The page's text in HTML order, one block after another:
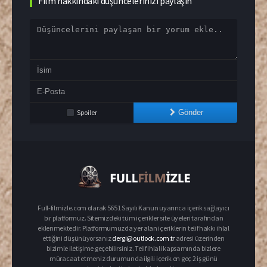
Spoiler Gönder
Full-filmizle.com olarak 5651 Sayılı Kanun uyarınca içerik sağlayıcı
bir platformuz. Sitemizdeki tüm içerikler site üyeleri tarafından
eklenmektedir. Platformumuzda yer alan içeriklerin telif hakkı ihlal
ettiğini düşünüyorsanızdergi@outlook.com.tr adresi üzerinden
bizimle iletişime geçebilirsiniz. Telif ihlali kapsamında bizlere
müracaat etmeniz durumunda ilgili içerik en geç 2 iş günü